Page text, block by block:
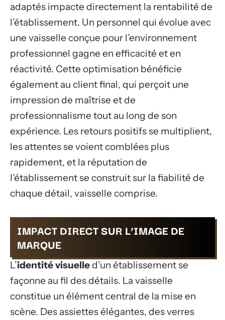
adaptés impacte directement la rentabilité de
l’établissement. Un personnel qui évolue avec
une vaisselle conçue pour l’environnement
professionnel gagne en efficacité et en
réactivité. Cette optimisation bénéficie
également au client final, qui perçoit une
impression de maîtrise et de
professionnalisme tout au long de son
expérience. Les retours positifs se multiplient,
les attentes se voient comblées plus
rapidement, et la réputation de
l’établissement se construit sur la fiabilité de
chaque détail, vaisselle comprise.
IMPACT DIRECT SUR L’IMAGE DE
MARQUE
L’identité visuelled’un établissement se
façonne au fil des détails. La vaisselle
constitue un élément central de la mise en
scène. Des assiettes élégantes, des verres